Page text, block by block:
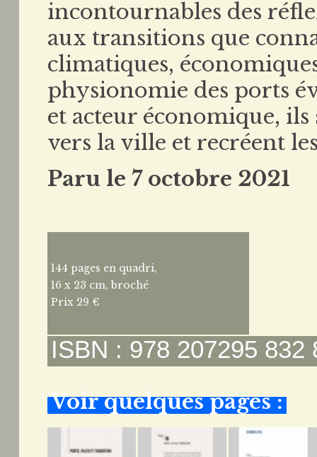
incontournables des
aux transitions que
climatiques,
physionomie des ports
et acteur économique,
vers la ville et recréent
Paru le 7 octobre 2021
144 pages en quadri,
16 x 23 cm, broché
Prix 29 €
ISBN : 978 207295 832
Voir quelques pages :